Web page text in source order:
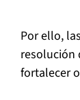
Por ello,
resolución
fortalecer